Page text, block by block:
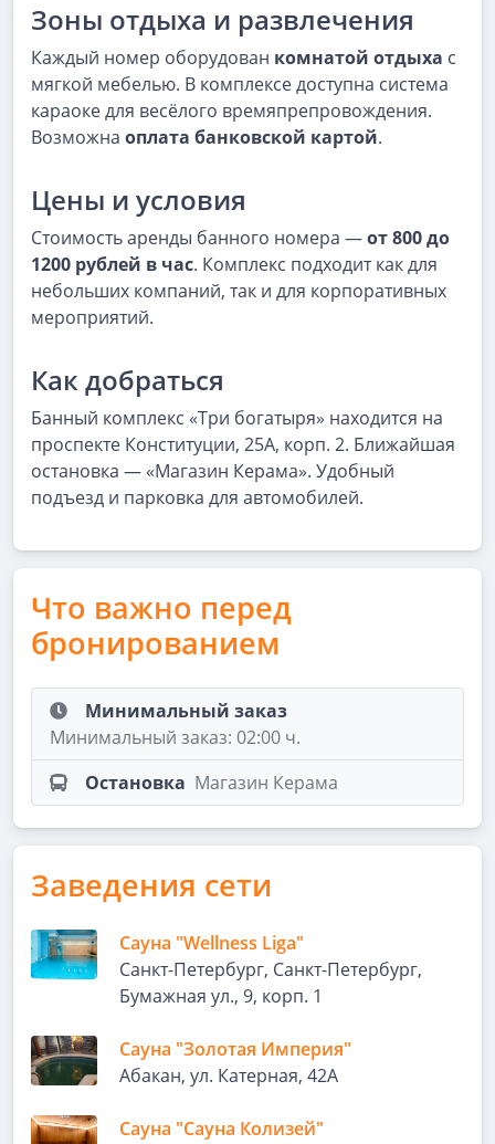
Зоны отдыха и развлечения
Каждый номер оборудован комнатой отдыха с
мягкой мебелью. В комплексе доступна система
караоке для весёлого времяпрепровождения.
Возможна оплата банковской картой.
Цены и условия
Стоимость аренды банного номера —от 800 до
1200 рублей в час. Комплекс подходит как для
небольших компаний, так и для корпоративных
мероприятий.
Как добраться
Банный комплекс «Три богатыря» находится на
проспекте Конституции, 25А, корп. 2. Ближайшая
остановка — «Магазин Керама». Удобный
подъезд и парковка для автомобилей.
Что важно перед
бронированием
Минимальный заказ
Минимальный заказ: 02:00 ч.
Остановка Магазин Керама
Заведения сети
Сауна "Wellness Liga"
Санкт-Петербург, Санкт-Петербург,
Бумажная ул., 9, корп. 1
Сауна "Золотая Империя"
Абакан, ул. Катерная, 42А
Сауна "Сауна Колизей"